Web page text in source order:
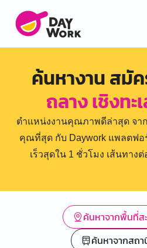
ค้นหางาน สมั
ถลาง เชิงทะ
ตำแหน่งงานคุณภาพดีล่าสุด จา
คุณที่สุด กับ Daywork แพลตฟ
เร็วสุดใน 1 ชั่วโมง เส้นทา
ค้นหาจากพื้นที่ส
ค้นหาจากสถ